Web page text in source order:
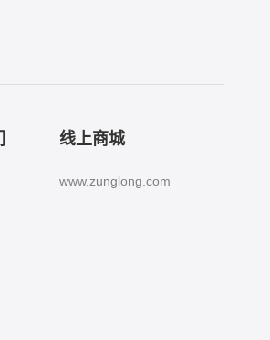
线上商城
www.zunglong.com